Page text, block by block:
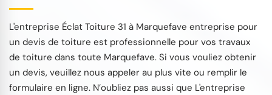
L'entreprise Éclat Toiture 31 à Marquefave entreprise pour
un devis de toiture est professionnelle pour vos travaux
de toiture dans toute Marquefave. Si vous vouliez obtenir
un devis, veuillez nous appeler au plus vite ou remplir le
formulaire en ligne. N’oubliez pas aussi que L'entreprise